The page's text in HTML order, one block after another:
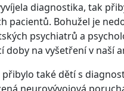
diagnostika, tak
pacientů. Bohužel je
psychiatrů a
doby na vyšetření v naší
přibylo také dětí s